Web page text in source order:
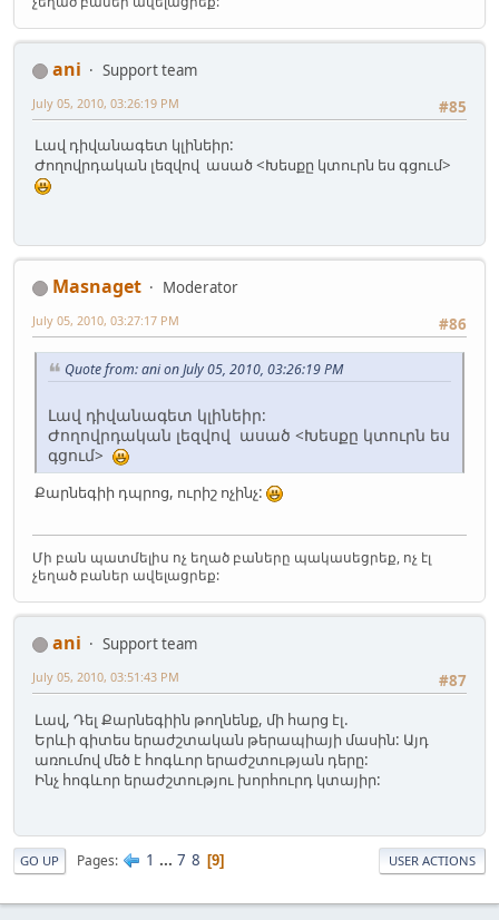
ani
Support team
#85
July 05, 2010, 03:26:19 PM
Լավ դիվանագետ կլինեիր:
Ժողովրդական լեզվով ասած <Խեսքը կտուրն ես գցում>
Masnaget
Moderator
#86
July 05, 2010, 03:27:17 PM
Quote from: ani on July 05, 2010, 03:26:19 PM
Լավ դիվանագետ կլինեիր:
Ժողովրդական լեզվով ասած <Խեսքը կտուրն ես
գցում>
Քարնեգիի դպրոց, ուրիշ ոչինչ:
Մի բան պատմելիս ոչ եղած բաները պակասեցրեք, ոչ էլ
չեղած բաներ ավելացրեք:
ani
Support team
#87
July 05, 2010, 03:51:43 PM
Լավ, Դել Քարնեգիին թողնենք, մի հարց էլ.
Երևի գիտես երաժշտական թերապիայի մասին: Այդ
առումով մեծ է հոգևոր երաժշտության դերը:
Ինչ հոգևոր երաժշտությու խորհուրդ կտայիր:
GO UP Pages 1 ... 7 8 9 USER ACTIONS